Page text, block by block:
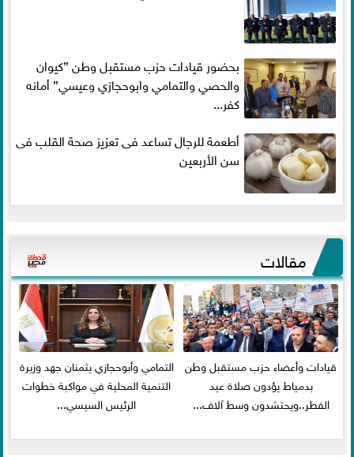
بحضور قيادات حزب مستقبل وطن ”كيوان
والحصي والتمامي وابوحجازي وعيسي” أمانه
كفر...
أطعمة للرجال تساعد فى تعزيز صحة القلب فى
سن الأربعين
مقالات
قيادات وأعضاء حزب مستقبل وطن
بدمياط يؤدون صلاة عيد
الفطر..ويحتشدون وسط آلاف...
التمامي وأبوحجازي يثمنان جهد وزيرة
التنمية المحلية في مواكبة خطوات
الرئيس السيسي...